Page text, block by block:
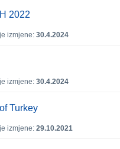
2022
izmjene: 30.4.2024
izmjene: 30.4.2024
Turkey
izmjene: 29.10.2021